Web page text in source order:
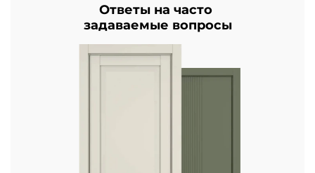
Ответы на часто
задаваемые вопросы